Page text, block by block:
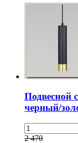
Подвесной
черный/
2 470